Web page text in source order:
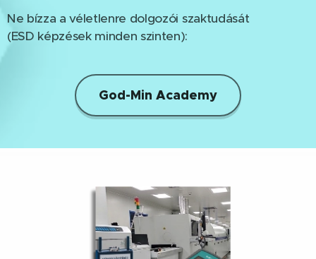
Ne bízza a véletlenre dolgozói szaktudását
(ESD képzések minden szinten):
God-Min Academy